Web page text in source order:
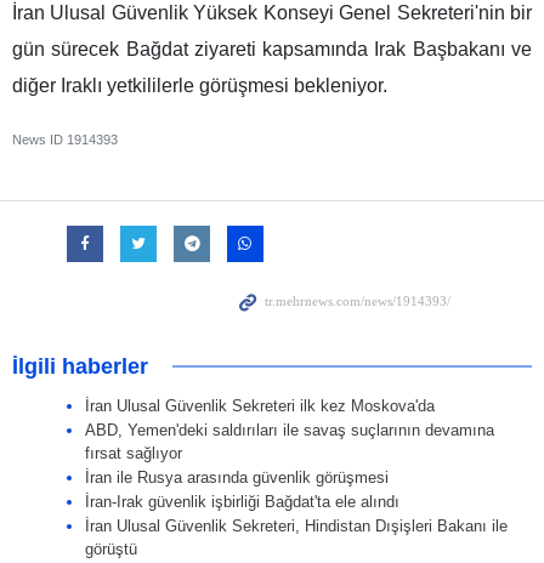
İran Ulusal Güvenlik Yüksek Konseyi Genel Sekreteri'nin bir
gün sürecek Bağdat ziyareti kapsamında Irak Başbakanı ve
diğer Iraklı yetkililerle görüşmesi bekleniyor.
News ID 1914393
İlgili haberler
İran Ulusal Güvenlik Sekreteri ilk kez Moskova'da
ABD, Yemen'deki saldırıları ile savaş suçlarının devamına
fırsat sağlıyor
İran ile Rusya arasında güvenlik görüşmesi
İran-Irak güvenlik işbirliği Bağdat'ta ele alındı
İran Ulusal Güvenlik Sekreteri, Hindistan Dışişleri Bakanı ile
görüştü